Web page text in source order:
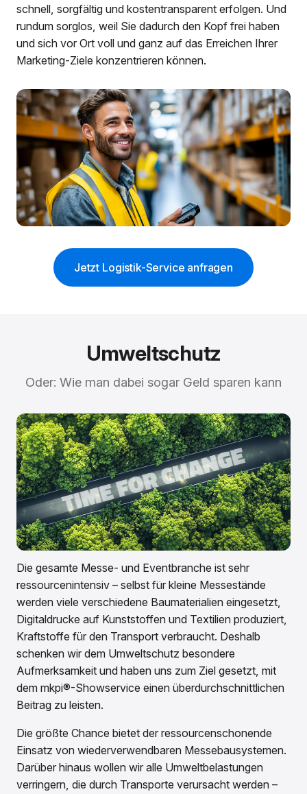
schnell, sorgfältig und kostentransparent erfolgen. Und
rundum sorglos, weil Sie dadurch den Kopf frei haben
und sich vor Ort voll und ganz auf das Erreichen Ihrer
Marketing-Ziele konzentrieren können.
Jetzt Logistik-Service anfragen
Umweltschutz
Oder: Wie man dabei sogar Geld sparen kann
Die gesamte Messe- und Eventbranche ist sehr
ressourcenintensiv – selbst für kleine Messestände
werden viele verschiedene Baumaterialien eingesetzt,
Digitaldrucke auf Kunststoffen und Textilien produziert,
Kraftstoffe für den Transport verbraucht. Deshalb
schenken wir dem Umweltschutz besondere
Aufmerksamkeit und haben uns zum Ziel gesetzt, mit
dem mkpi®-Showservice einen überdurchschnittlichen
Beitrag zu leisten.
Die größte Chance bietet der ressourcenschonende
Einsatz von wiederverwendbaren Messebausystemen.
Darüber hinaus wollen wir alle Umweltbelastungen
verringern, die durch Transporte verursacht werden –